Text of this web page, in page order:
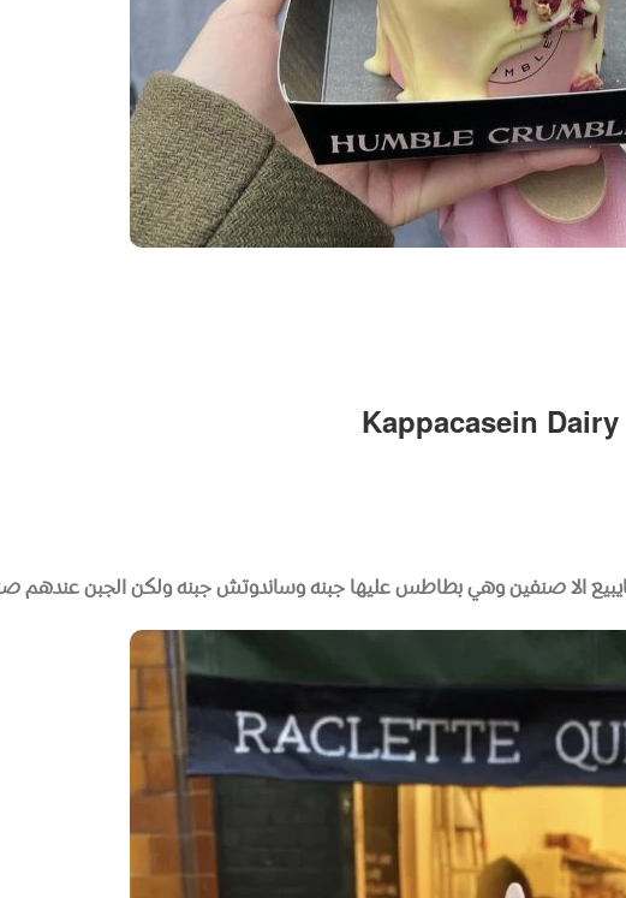
Kappacasein Dairy
مايبيع الا صنفين وهي بطاطس عليها جبنه وساندوتش جبنه ولكن الجبن عندهم